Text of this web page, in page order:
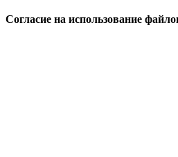
Согласие на использование